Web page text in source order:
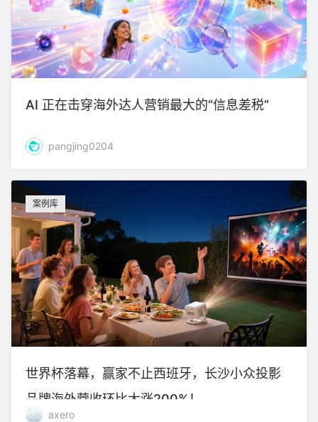
AI 正在击穿海外达人营销最大的“信息差税”
pangjing0204
案例库
世界杯落幕，赢家不止西班牙，长沙小众投影
品牌海外营收环比大涨200%！
axero